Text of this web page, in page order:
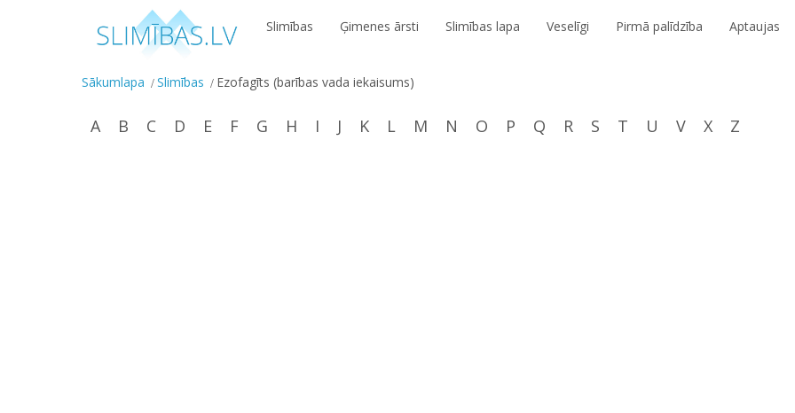
Slimības Ģimenes ārsti Slimības lapa Veselīgi Pirmā palīdzība Aptaujas
Sākumlapa Slimības Ezofagīts (barības vada iekaisums)
A B C D E F G H I J K L M N O P Q R S T U V X Z